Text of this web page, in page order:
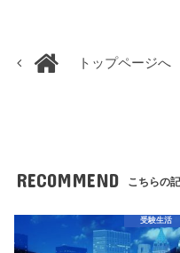
トップページへ
RECOMMEND こちらの
受験生活